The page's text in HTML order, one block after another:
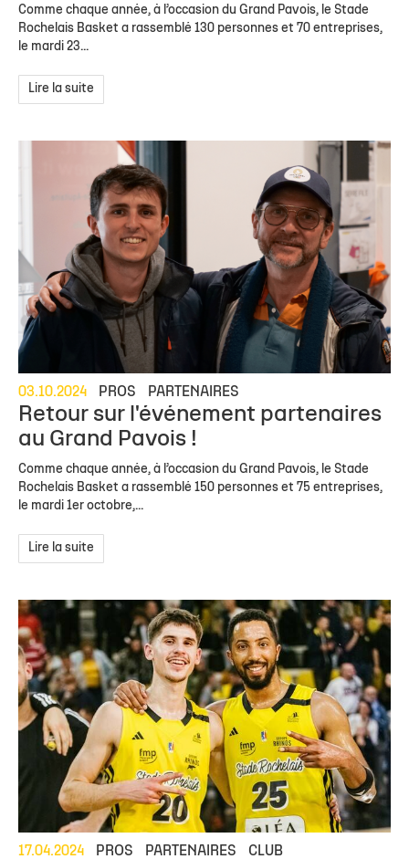
Comme chaque année, à l’occasion du Grand Pavois, le Stade
Rochelais Basket a rassemblé 130 personnes et 70 entreprises,
le mardi 23...
Lire la suite
03.10.2024 PROS PARTENAIRES
Retour sur l'événement partenaires
au Grand Pavois !
Comme chaque année, à l’occasion du Grand Pavois, le Stade
Rochelais Basket a rassemblé 150 personnes et 75 entreprises,
le mardi 1er octobre,...
Lire la suite
17.04.2024 PROS PARTENAIRES CLUB